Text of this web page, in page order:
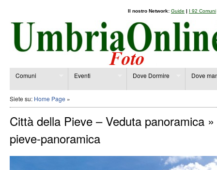
Il nostro Network: Guide | I 92 Comuni
Comuni Eventi Dove Dormire Dove
Siete su: Home Page »
Città della Pieve – Veduta panoramica
pieve-panoramica